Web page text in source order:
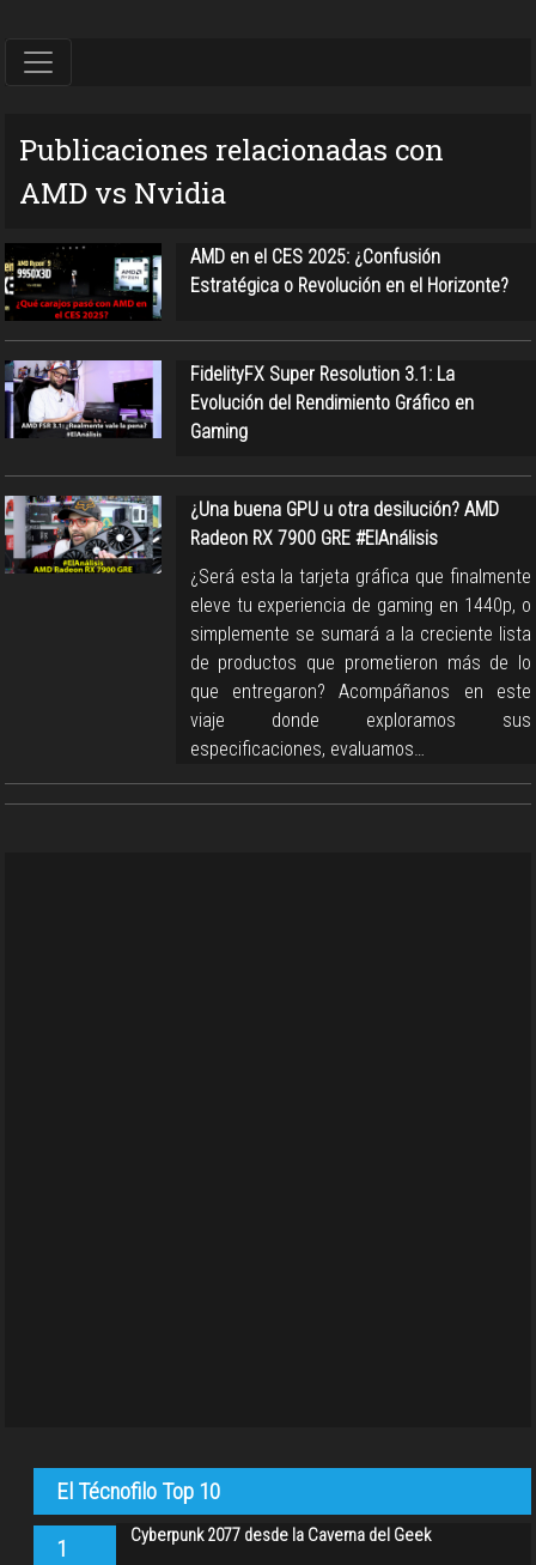
Publicaciones relacionadas con
AMD vs Nvidia
AMD en el CES 2025: ¿Confusión
Estratégica o Revolución en el Horizonte?
FidelityFX Super Resolution 3.1: La
Evolución del Rendimiento Gráfico en
Gaming
¿Una buena GPU u otra desilución? AMD
Radeon RX 7900 GRE #ElAnálisis
¿Será esta la tarjeta gráfica que finalmente
eleve tu experiencia de gaming en 1440p, o
simplemente se sumará a la creciente lista
de productos que prometieron más de lo
que entregaron? Acompáñanos en este
viaje donde exploramos sus
especificaciones, evaluamos…
El Técnofilo Top 10
1 Cyberpunk 2077 desde la Caverna del Geek